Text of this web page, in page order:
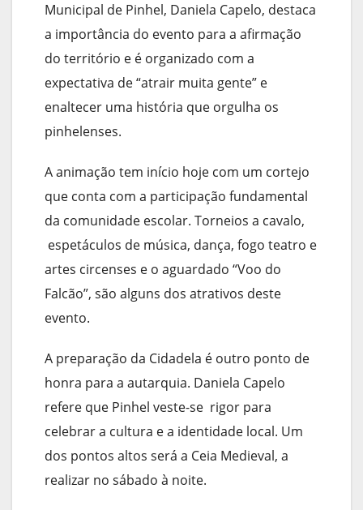
Municipal de Pinhel, Daniela Capelo, destaca
a importância do evento para a afirmação
do território e é organizado com a
expectativa de “atrair muita gente” e
enaltecer uma história que orgulha os
pinhelenses.
A animação tem início hoje com um cortejo
que conta com a participação fundamental
da comunidade escolar. Torneios a cavalo,
espetáculos de música, dança, fogo teatro e
artes circenses e o aguardado “Voo do
Falcão”, são alguns dos atrativos deste
evento.
A preparação da Cidadela é outro ponto de
honra para a autarquia. Daniela Capelo
refere que Pinhel veste-se rigor para
celebrar a cultura e a identidade local. Um
dos pontos altos será a Ceia Medieval, a
realizar no sábado à noite.